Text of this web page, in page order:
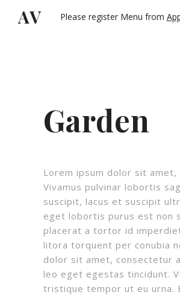
AV Please register Menu from
Garden
Lorem ipsum dolor sit
Vivamus pulvinar lobortis
suscipit, lacus et suscipit
eget lobortis purus est non
placerat a tortor id
litora torquent per conubia
dolor sit amet, consectetur
leo eget egestas tincidunt.
tristique tempor ut eu urna.